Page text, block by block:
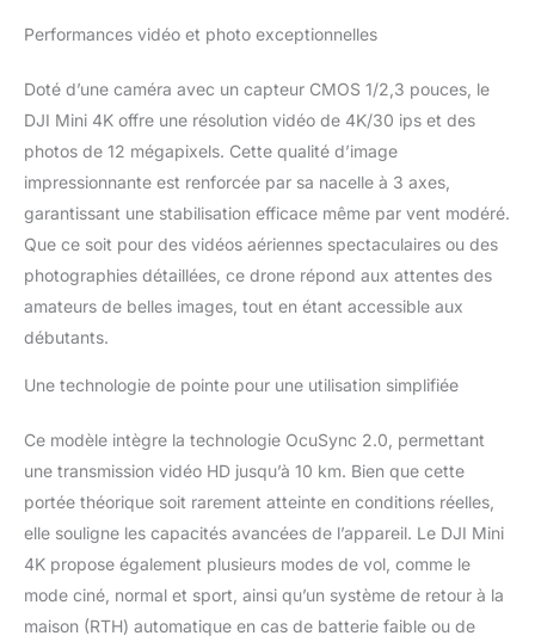
puissance et permettent
altitudes allant jusqu’à 4
000 mètres. En outre, la
peut atteindre jusqu’à 10
km[2]. Création continue
grâce à une autonomie
prolongée - Choisissez
parmi trois packs : une
batterie (31 min), deux
batteries (62 min) ou
liée à la batterie. Simple
Mini 4K prend en charge
le décollage/atterrissage
point de départ (RTH)
automatique par GPS, le
vol stationnaire stable et
un pilotage simplifié idéal
pour les débutants. Des
Performances vidéo et photo exceptionnelles
Doté d’une caméra avec un capteur CMOS 1/2,3 pouces, le
DJI Mini 4K offre une résolution vidéo de 4K/30 ips et des
photos de 12 mégapixels. Cette qualité d’image
impressionnante est renforcée par sa nacelle à 3 axes,
garantissant une stabilisation efficace même par vent modéré.
Que ce soit pour des vidéos aériennes spectaculaires ou des
photographies détaillées, ce drone répond aux attentes des
amateurs de belles images, tout en étant accessible aux
débutants.
Une technologie de pointe pour une utilisation simplifiée
Ce modèle intègre la technologie OcuSync 2.0, permettant
une transmission vidéo HD jusqu’à 10 km. Bien que cette
portée théorique soit rarement atteinte en conditions réelles,
elle souligne les capacités avancées de l’appareil. Le DJI Mini
4K propose également plusieurs modes de vol, comme le
mode ciné, normal et sport, ainsi qu’un système de retour à la
maison (RTH) automatique en cas de batterie faible ou de